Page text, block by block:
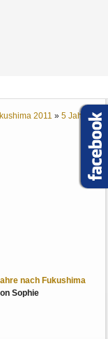
2011 »5 Jahre
nach Fukushima
Sophie